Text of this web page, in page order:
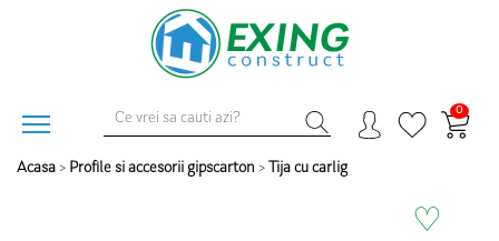
0
Acasa > Profile si accesorii gipscarton > Tija cu carlig
♡